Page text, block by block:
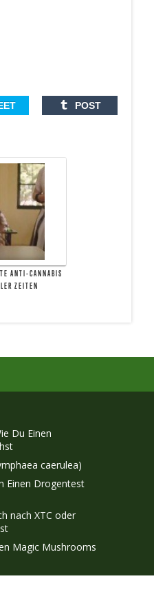
POST
ANTI-CANNABIS
ZEITEN
Du Einen
caerulea)
Einen Drogentest
nach XTC oder
Magic Mushrooms